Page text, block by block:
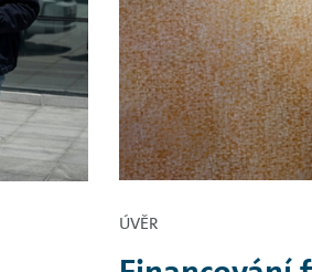
ÚVĚR